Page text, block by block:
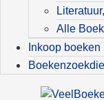
Alle
Inkoop boeken